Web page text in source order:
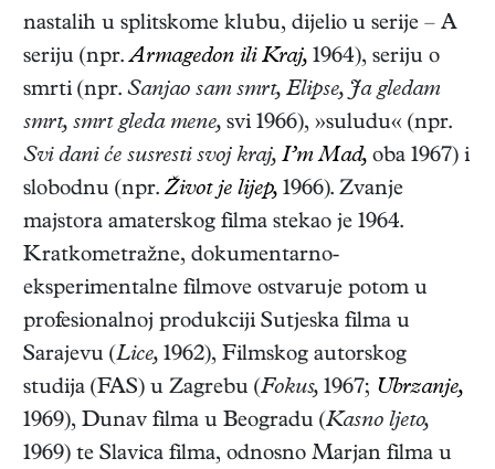
nastalih u splitskome klubu, dijelio u serije – A
seriju (npr.Armagedon ili Kraj, 1964), seriju o
smrti (npr. Sanjao sam smrt, Elipse, Ja gledam
smrt, smrt gleda mene, svi 1966), »suludu« (npr.
Svi dani će susresti svoj kraj, I’m Mad, oba 1967) i
slobodnu (npr.Život je lijep, 1966). Zvanje
majstora amaterskog filma stekao je 1964.
Kratkometražne, dokumentarno-
eksperimentalne filmove ostvaruje potom u
profesionalnoj produkciji Sutjeska filma u
Sarajevu (Lice, 1962), Filmskog autorskog
studija (FAS) u Zagrebu (Fokus, 1967; Ubrzanje,
1969), Dunav filma u Beogradu (Kasno ljeto,
1969) te Slavica filma, odnosno Marjan filma u